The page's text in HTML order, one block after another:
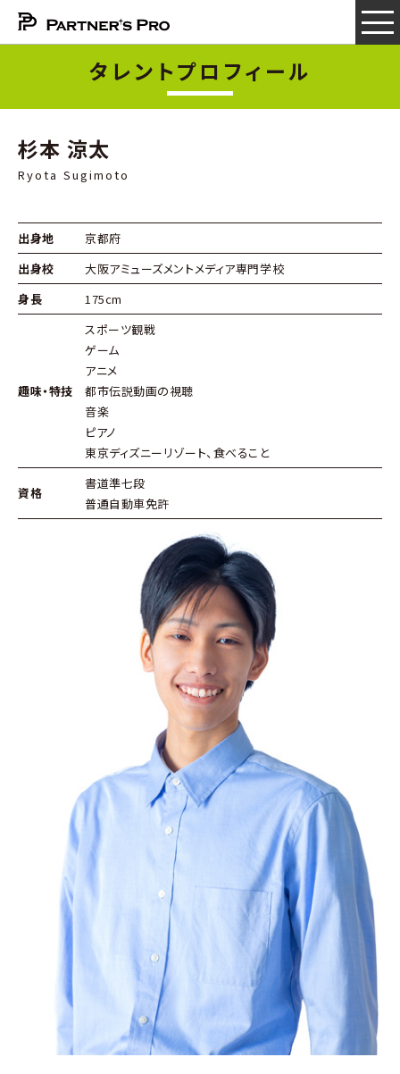
タレントプロフィール
杉本 涼太
Ryota Sugimoto
出身地
京都府
出身校
大阪アミューズメントメディア専門学校
身長
175cm
趣味・特技
スポーツ観戦
ゲーム
アニメ
都市伝説動画の視聴
音楽
ピアノ
東京ディズニーリゾート、食べること
資格
書道準七段
普通自動車免許